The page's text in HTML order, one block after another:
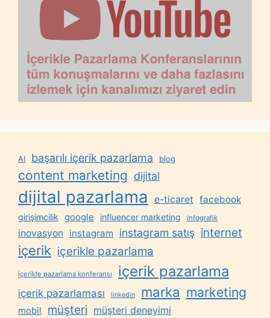
AI başarılı içerik pazarlama blog
content marketing dijital
dijital pazarlama e-ticaret facebook
girişimcilik google influencer marketing infografik
inovasyon instagram instagram satış internet
içerik içerikle pazarlama
içerikle pazarlama konferansı içerik pazarlama
içerik pazarlaması linkedin marka marketing
mobil müşteri müşteri deneyimi